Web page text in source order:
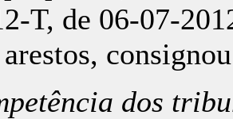
T, de 06-07-
dos